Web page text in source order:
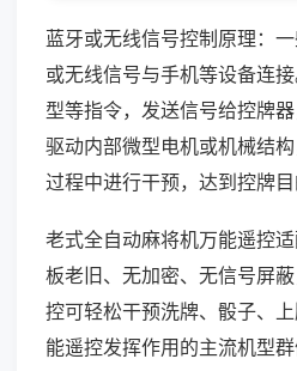
蓝牙或无线信号控制原理：
或无线信号与手机等设备连
型等指令，发送信号给控牌
驱动内部微型电机或机械结
过程中进行干预，达到控牌目
老式全自动麻将机万能遥控
板老旧、无加密、无信号屏
控可轻松干预洗牌、骰子、
能遥控发挥作用的主流机型群